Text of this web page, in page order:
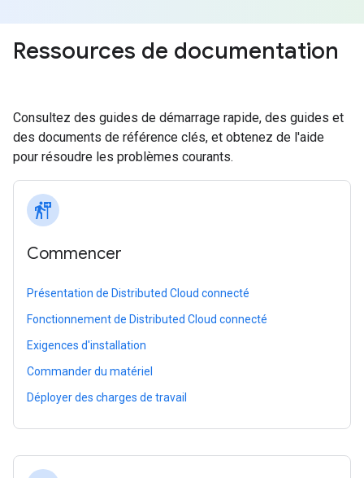
Ressources de documentation
Consultez des guides de démarrage rapide, des guides et
des documents de référence clés, et obtenez de l'aide
pour résoudre les problèmes courants.
follow_the_signs
Commencer
Présentation de Distributed Cloud connecté
Fonctionnement de Distributed Cloud connecté
Exigences d'installation
Commander du matériel
Déployer des charges de travail